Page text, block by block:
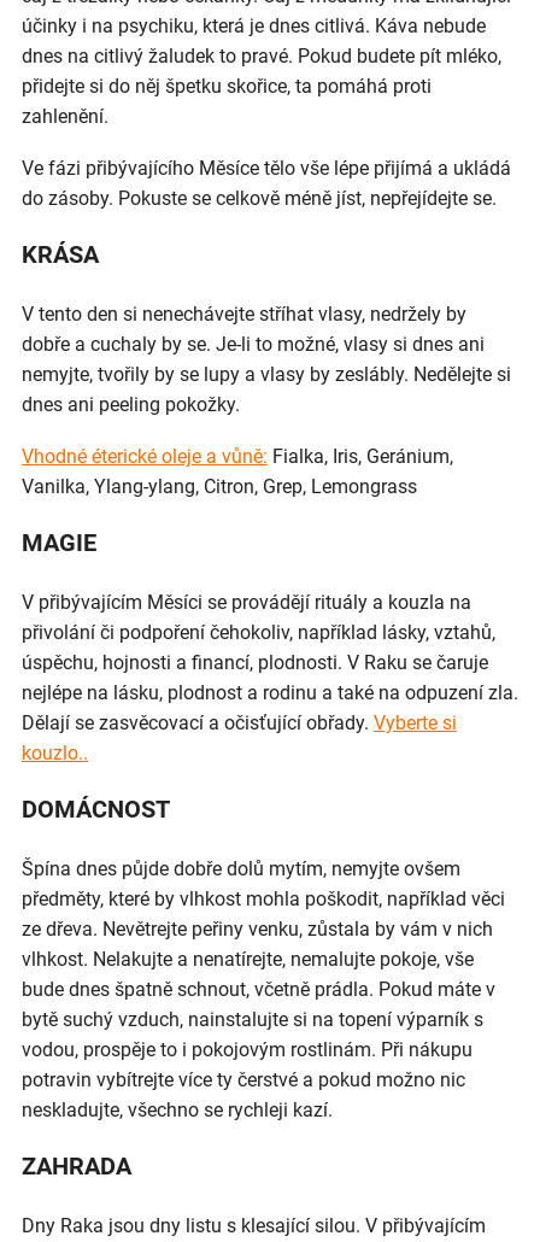
účinky i na psychiku, která je dnes citlivá. Káva nebude
dnes na citlivý žaludek to pravé. Pokud budete pít mléko,
přidejte si do něj špetku skořice, ta pomáhá proti
zahlenění.
Ve fázi přibývajícího Měsíce tělo vše lépe přijímá a ukládá
do zásoby. Pokuste se celkově méně jíst, nepřejídejte se.
KRÁSA
V tento den si nenechávejte stříhat vlasy, nedržely by
dobře a cuchaly by se. Je-li to možné, vlasy si dnes ani
nemyjte, tvořily by se lupy a vlasy by zeslábly. Nedělejte si
dnes ani peeling pokožky.
Vhodné éterické oleje a vůně: Fialka, Iris, Geránium,
Vanilka, Ylang-ylang, Citron, Grep, Lemongrass
MAGIE
V přibývajícím Měsíci se provádějí rituály a kouzla na
přivolání či podpoření čehokoliv, například lásky, vztahů,
úspěchu, hojnosti a financí, plodnosti. V Raku se čaruje
nejlépe na lásku, plodnost a rodinu a také na odpuzení zla.
Dělají se zasvěcovací a očisťující obřady. Vyberte si
kouzlo..
DOMÁCNOST
Špína dnes půjde dobře dolů mytím, nemyjte ovšem
předměty, které by vlhkost mohla poškodit, například věci
ze dřeva. Nevětrejte peřiny venku, zůstala by vám v nich
vlhkost. Nelakujte a nenatírejte, nemalujte pokoje, vše
bude dnes špatně schnout, včetně prádla. Pokud máte v
bytě suchý vzduch, nainstalujte si na topení výparník s
vodou, prospěje to i pokojovým rostlinám. Při nákupu
potravin vybítrejte více ty čerstvé a pokud možno nic
neskladujte, všechno se rychleji kazí.
ZAHRADA
Dny Raka jsou dny listu s klesající silou. V přibývajícím